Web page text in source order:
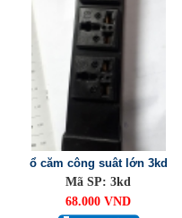
ổ căm công suât lớn 3kd
Mã SP: 3kd
68.000 VND